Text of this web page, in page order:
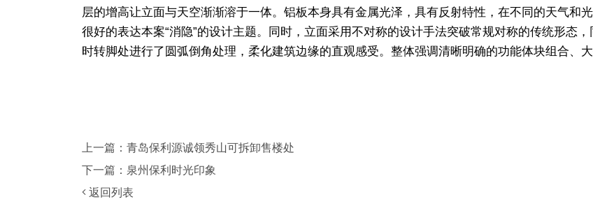
层的增高让立面与天空渐渐溶于一体。铝板本身具有金属光泽，具有反射特性，在不同的天气和
很好的表达本案“消隐”的设计主题。同时，立面采用不对称的设计手法突破常规对称的传统形态，
时转脚处进行了圆弧倒角处理，柔化建筑边缘的直观感受。整体强调清晰明确的功能体块组合、大
上一篇：青岛保利源诚领秀山可拆卸售楼处
下一篇：泉州保利时光印象
返回列表